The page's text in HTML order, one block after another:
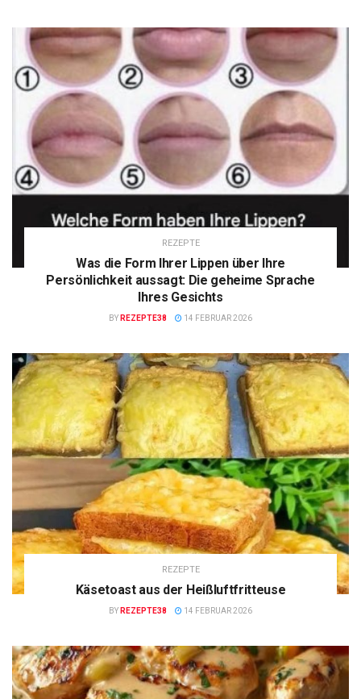
REZEPTE
Was die Form Ihrer Lippen über Ihre
Persönlichkeit aussagt: Die geheime Sprache
Ihres Gesichts
BY REZEPTE38 14 FEBRUAR 2026
REZEPTE
Käsetoast aus der Heißluftfritteuse
BY REZEPTE38 14 FEBRUAR 2026